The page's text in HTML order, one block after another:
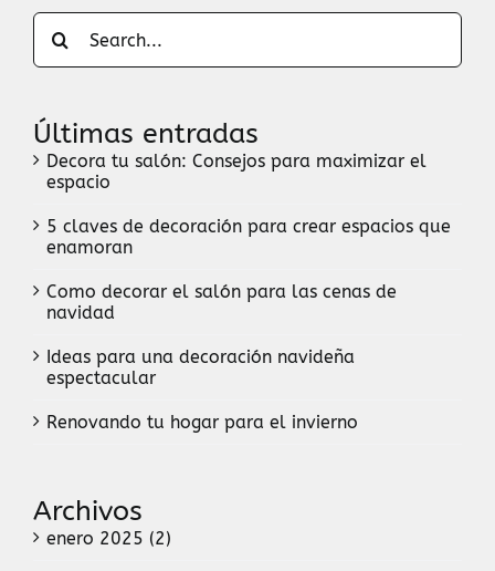
Search
for:
Últimas entradas
Decora tu salón: Consejos para maximizar el
espacio
5 claves de decoración para crear espacios que
enamoran
Como decorar el salón para las cenas de
navidad
Ideas para una decoración navideña
espectacular
Renovando tu hogar para el invierno
Archivos
enero 2025 (2)